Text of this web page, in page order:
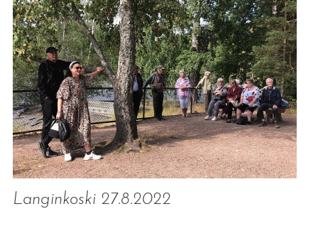
Langinkoski 27.8.2022